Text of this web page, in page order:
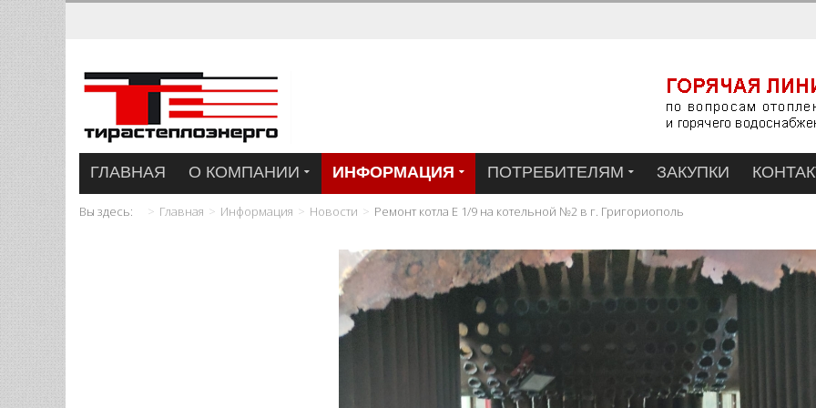
ГЛАВНАЯ О КОМПАНИИ ИНФОРМАЦИЯ ПОТРЕБИТЕЛЯМ ЗАКУПКИ
Вы здесь: Главная Информация Новости Ремонт котла Е 1/9 на котельной №2 в г. Григориополь